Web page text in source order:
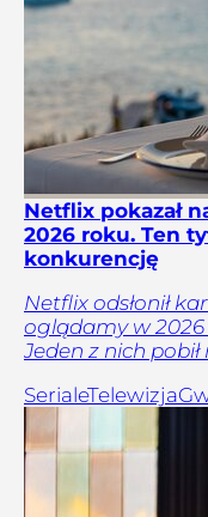
Netflix pokazał
2026 roku. Ten
konkurencję
Netflix odsłonił
oglądamy w
Jeden z nich pobił
SerialeTelewizja